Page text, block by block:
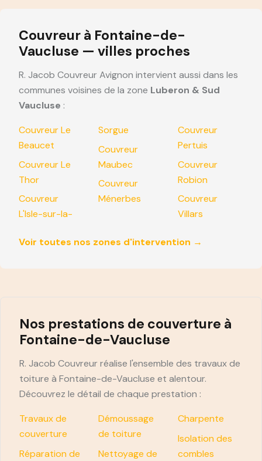
Couvreur à Fontaine-de-
Vaucluse — villes proches
R. Jacob Couvreur Avignon intervient aussi dans les
communes voisines de la zone Luberon & Sud
Vaucluse :
Couvreur Le
Beaucet
Couvreur Le
Thor
Couvreur
L'Isle-sur-la-
Sorgue
Couvreur
Maubec
Couvreur
Ménerbes
Couvreur
Pertuis
Couvreur
Robion
Couvreur
Villars
Voir toutes nos zones d'intervention →
Nos prestations de couverture à
Fontaine-de-Vaucluse
R. Jacob Couvreur réalise l'ensemble des travaux de
toiture à Fontaine-de-Vaucluse et alentour.
Découvrez le détail de chaque prestation :
Travaux de
couverture
Réparation de
Démoussage
de toiture
Nettoyage de
Charpente
Isolation des
combles